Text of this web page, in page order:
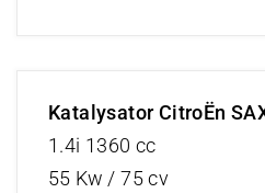
Katalysator CitroËn
1.4i 1360 cc
55 Kw / 75 cv